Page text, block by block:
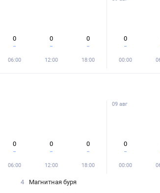
0
06:00
0
12:00
0
18:00
0
00:00
0
06:00
0
12:00
0
18:00
09 авг
0
00:00
4
Магнитная буря